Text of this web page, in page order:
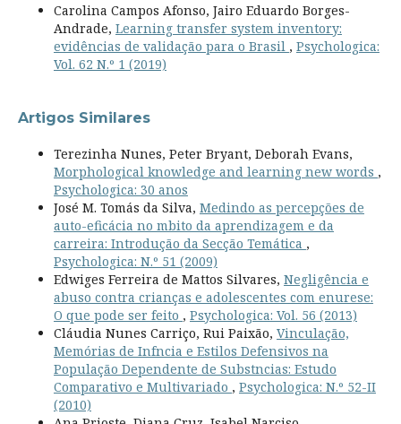
Carolina Campos Afonso, Jairo Eduardo Borges-
Andrade, Learning transfer system inventory:
evidências de validação para o Brasil , Psychologica:
Vol. 62 N.º 1 (2019)
Artigos Similares
Terezinha Nunes, Peter Bryant, Deborah Evans,
Morphological knowledge and learning new words ,
Psychologica: 30 anos
José M. Tomás da Silva, Medindo as percepções de
auto-eficácia no mbito da aprendizagem e da
carreira: Introdução da Secção Temática ,
Psychologica: N.º 51 (2009)
Edwiges Ferreira de Mattos Silvares, Negligência e
abuso contra crianças e adolescentes com enurese:
O que pode ser feito , Psychologica: Vol. 56 (2013)
Cláudia Nunes Carriço, Rui Paixão, Vinculação,
Memórias de Infncia e Estilos Defensivos na
População Dependente de Substncias: Estudo
Comparativo e Multivariado , Psychologica: N.º 52-II
(2010)